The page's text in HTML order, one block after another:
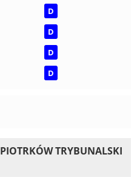
D
D
D
D
TRYBUNALSKI